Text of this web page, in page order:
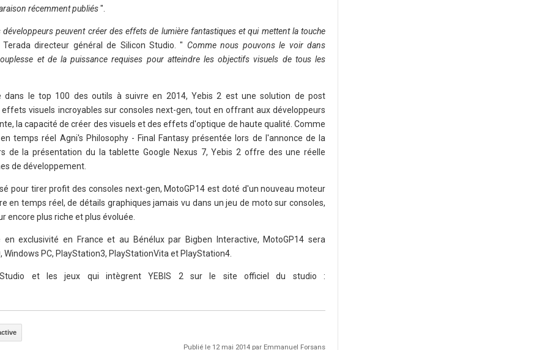
récemment publiés".
développeurs peuvent créer des effets de lumière fantastiques et qui mettent la touche
directeur général de Silicon Studio. " Comme nous pouvons le voir dans
et de la puissance requises pour atteindre les objectifs visuels de tous les
dans le top 100 des outils à suivre en 2014, Yebis 2 est une solution de post
visuels incroyables sur consoles next-gen, tout en offrant aux développeurs
la capacité de créer des visuels et des effets d'optique de haute qualité. Comme
temps réel Agni's Philosophy - Final Fantasy présentée lors de l'annonce de la
de la présentation du la tablette Google Nexus 7, Yebis 2 offre des une réelle
de développement.
pour tirer profit des consoles next-gen, MotoGP14 est doté d'un nouveau moteur
en temps réel, de détails graphiques jamais vu dans un jeu de moto sur consoles,
encore plus riche et plus évoluée.
en exclusivité en France et au Bénélux par Bigben Interactive, MotoGP14 sera
Windows PC, PlayStation3, PlayStationVita et PlayStation4.
Studio et les jeux qui intègrent YEBIS 2 sur le site officiel du studio :
Publié le 12 mai 2014 par Emmanuel Forsans